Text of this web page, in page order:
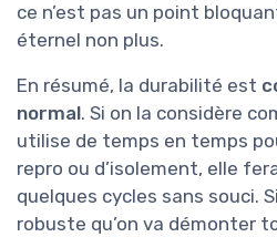
ce n’est pas un point
éternel non plus.
En résumé, la durabilité est
normal. Si on la considère
utilise de temps en temps
repro ou d’isolement, elle
quelques cycles sans souci.
robuste qu’on va démonter